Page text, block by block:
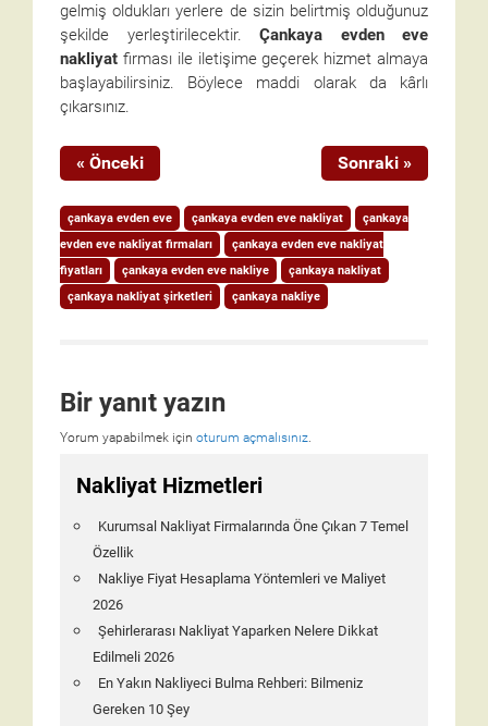
gelmiş oldukları yerlere de sizin belirtmiş olduğunuz
şekilde yerleştirilecektir. Çankaya evden eve
nakliyat firması ile iletişime geçerek hizmet almaya
başlayabilirsiniz. Böylece maddi olarak da kârlı
çıkarsınız.
« Önceki Sonraki »
çankaya evden eve çankaya evden eve nakliyat
çankaya
evden eve nakliyat firmaları
çankaya evden eve nakliyat
fiyatları
çankaya evden eve nakliye
çankaya nakliyat
çankaya nakliyat şirketleri
çankaya nakliye
Bir yanıt yazın
Yorum yapabilmek için oturum açmalısınız.
Nakliyat Hizmetleri
Kurumsal Nakliyat Firmalarında Öne Çıkan 7 Temel
Özellik
Nakliye Fiyat Hesaplama Yöntemleri ve Maliyet
2026
Şehirlerarası Nakliyat Yaparken Nelere Dikkat
Edilmeli 2026
En Yakın Nakliyeci Bulma Rehberi: Bilmeniz
Gereken 10 Şey